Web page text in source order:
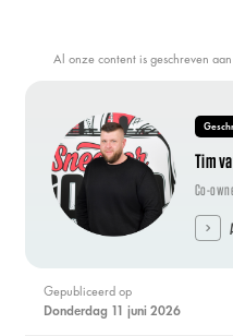
Al onze content is geschreven
Tim
Co-
Gepubliceerd op
donderdag 11 juni 2026